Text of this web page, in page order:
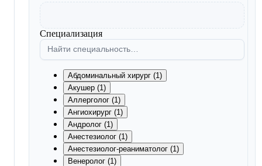
Специализация
Абдоминальный хирург (1)
Акушер (1)
Аллерголог (1)
Ангиохирург (1)
Андролог (1)
Анестезиолог (1)
Анестезиолог-реаниматолог (1)
Венеролог (1)